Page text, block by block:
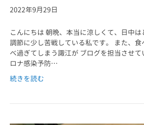
2022年9月29日
こんにちは 朝晩、本当に涼しくて、日中は
調節に少し苦戦している私です。 また、
べ過ぎてしまう諏江が ブログを担当させ
ロナ感染予防…
続きを読む